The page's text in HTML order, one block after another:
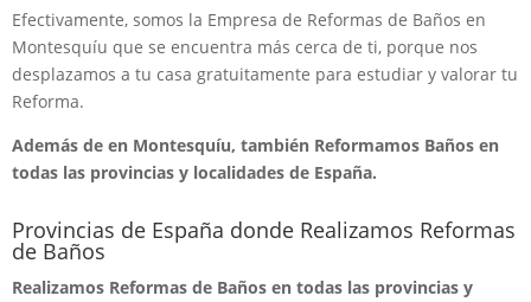
Efectivamente, somos la Empresa de Reformas de Baños en
Montesquíu que se encuentra más cerca de ti, porque nos
desplazamos a tu casa gratuitamente para estudiar y valorar tu
Reforma.
Además de en Montesquíu, también Reformamos Baños en
todas las provincias y localidades de España.
Provincias de España donde Realizamos Reformas
de Baños
Realizamos Reformas de Baños en todas las provincias y